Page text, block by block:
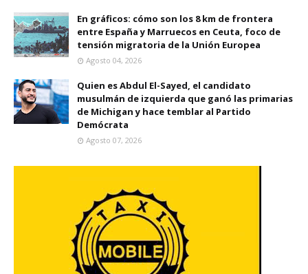
En gráficos: cómo son los 8 km de frontera
entre España y Marruecos en Ceuta, foco de
tensión migratoria de la Unión Europea
Agosto 04, 2026
Quien es Abdul El-Sayed, el candidato
musulmán de izquierda que ganó las primarias
de Michigan y hace temblar al Partido
Demócrata
Agosto 07, 2026